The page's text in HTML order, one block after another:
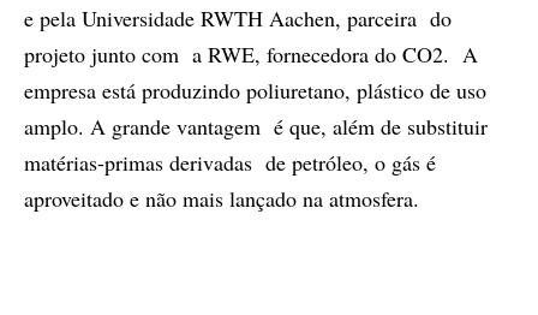
e pela Universidade RWTH Aachen, parceira do
projeto junto com a RWE, fornecedora do CO2. A
empresa está produzindo poliuretano, plástico de uso
amplo. A grande vantagem é que, além de substituir
matérias-primas derivadas de petróleo, o gás é
aproveitado e não mais lançado na atmosfera.